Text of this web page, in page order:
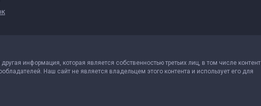
информация, которая является собственностью третьих лиц, в том числе контент
Наш сайт не является владельцем этого контента и использует его для